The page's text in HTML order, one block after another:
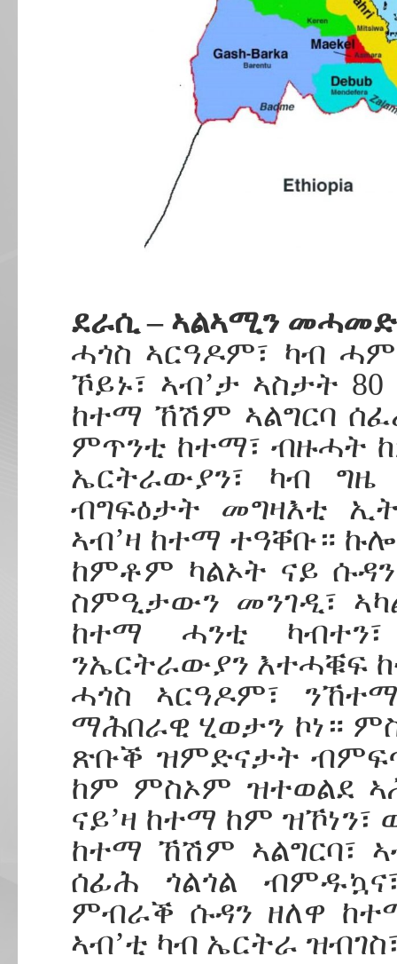
ደራሲ – ኣልኣሚን
ሓጎስ ኣርዓዶም፣ ካብ
ኾይኑ፣ ኣብ’ታ ኣስታት
ከተማ ኸሽም ኣልግርባ
ምጥንቲ ከተማ፣ ብዙሓት
ኤርትራውያን፣ ካብ ግዜ
ብግፍዕታት መግዛእቲ
ኣብ’ዛ ከተማ ተዓቐቡ።
ከምቶም ካልኦት ናይ
ስምዒታውን መንገዲ፣
ከተማ ሓንቲ
ንኤርትራውያን እተሓቑፍ
ሓጎስ ኣርዓዶም፣
ማሕበራዊ ሂወታን ኮነ።
ጽቡቕ ዝምድናታት
ከም ምስኦም ዝተወልደ
ናይ’ዛ ከተማ ከም
ከተማ ኸሽም ኣልግርባ፣
ሰፊሕ ጎልጎል
ምብራቕ ሱዳን ዘለዋ
ኣብ’ቲ ካብ ኤርትራ